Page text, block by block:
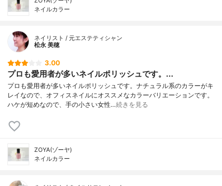
ネイルカラー
ネイリスト / 元エステティシャン
松永 美穂
3.00
プロも愛用者が多いネイルポリッシュです。...
プロも愛用者が多いネイルポリッシュです。ナチュラル系のカラーがキ
レイなので、オフィスネイルにオススメなカラーバリエーションです。
ハケが短めなので、手の小さい女性…続きを見る
ZOYA(ゾーヤ)
ネイルカラー